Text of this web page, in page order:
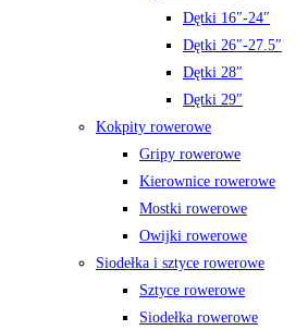
Dętki 16″-24″
Dętki 26″-27.5″
Dętki 28″
Dętki 29″
Kokpity rowerowe
Gripy rowerowe
Kierownice rowerowe
Mostki rowerowe
Owijki rowerowe
Siodełka i sztyce rowerowe
Sztyce rowerowe
Siodełka rowerowe